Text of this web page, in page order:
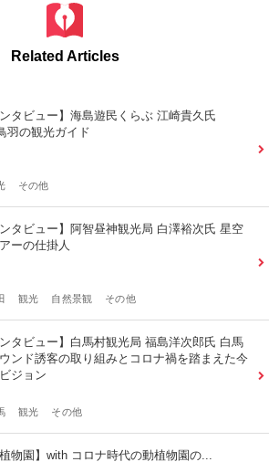
Related Articles
ンタビュー】海島遊民くらぶ 江崎貴久氏
羽の観光ガイド
その他
ンタビュー】阿智昼神観光局 白澤裕次氏 星空
ーの仕掛人
観光 自然景観 その他
ンタビュー】白馬村観光局 福島洋次郎氏 白馬
ンド誘客の取り組みとコロナ禍を踏まえた今
ジョン
観光 その他
植物園】with コロナ時代の動植物園の...